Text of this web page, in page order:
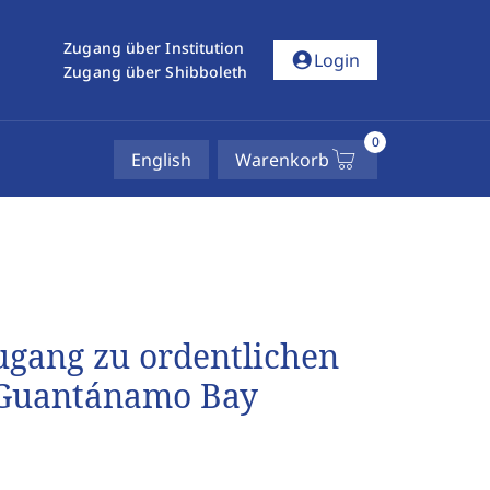
Zugang über Institution
Zugang über Shibboleth
account_circleLogin
English Warenkorb
0
zu ordentlichen
Bay